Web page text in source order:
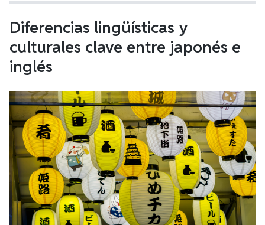
Diferencias lingüísticas y
culturales clave entre japonés e
inglés